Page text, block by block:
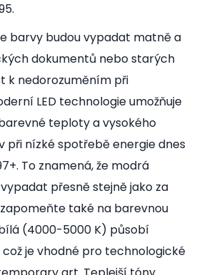
barvy budou vypadat matně a
dokumentů nebo starých
k nedorozuměním při
LED technologieumožňuje
teploty a vysokého
při nízké spotřebě energiednes
To znamená, že modrá
přesně stejně jako za
také na barevnou
(4000-5000 K) působí
je vhodné pro technologické